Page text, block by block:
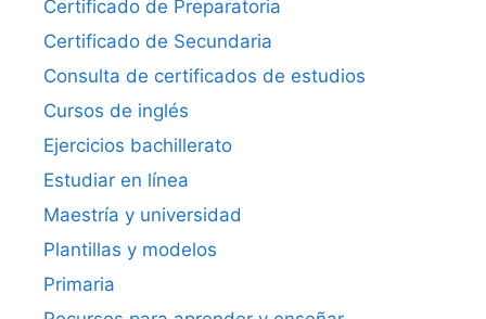
Certificado de Preparatoria
Certificado de Secundaria
Consulta de certificados de estudios
Cursos de inglés
Ejercicios bachillerato
Estudiar en línea
Maestría y universidad
Plantillas y modelos
Primaria